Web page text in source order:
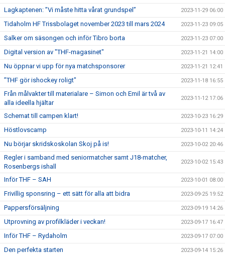
Lagkaptenen: ”Vi måste hitta vårat grundspel” 2023-11-29 06:00
Tidaholm HF Trissbolaget november 2023 till mars 2024 2023-11-23 09:05
Salker om säsongen och inför Tibro borta 2023-11-23 07:00
Digital version av "THF-magasinet" 2023-11-21 14:00
Nu öppnar vi upp för nya matchsponsorer 2023-11-21 12:41
”THF gör ishockey roligt" 2023-11-18 16:55
Från målvakter till materialare – Simon och Emil är två av
alla ideella hjältar
2023-11-12 17:06
Schemat till campen klart! 2023-10-23 16:29
Höstlovscamp 2023-10-11 14:24
Nu börjar skridskoskolan Skoj på is! 2023-10-02 20:46
Regler i samband med seniormatcher samt J18-matcher,
Rosenbergs ishall
2023-10-02 15:43
Inför THF – SAH 2023-10-01 08:00
Frivillig sponsring – ett sätt för alla att bidra 2023-09-25 19:52
Pappersförsäljning 2023-09-19 14:26
Utprovning av profilkläder i veckan! 2023-09-17 16:47
Inför THF – Rydaholm 2023-09-17 07:00
Den perfekta starten 2023-09-14 15:26